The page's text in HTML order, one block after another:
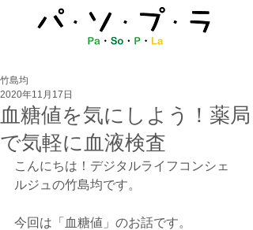
血糖値を気にしよう！薬局
で気軽に血液検査
竹島均
2020年11月17日
こんにちは！デジタルライフコンシェ
ルジュの竹島均です。
今回は「血糖値」のお話です。